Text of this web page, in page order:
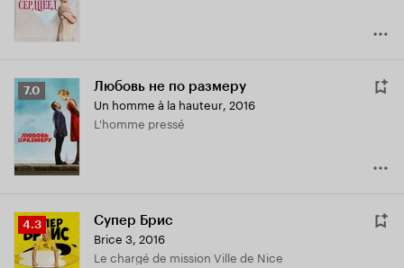
Рейтинг
Кинопоиска
7.0
7.0 Любовь не по размеру
Un homme à la hauteur, 2016
L'homme pressé
Рейтинг
Кинопоиска
4.3
4.3 Супер Брис
Brice 3, 2016
Le chargé de mission Ville de Nice